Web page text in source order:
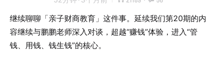
继续聊聊「亲子财商教育」这件事。延续我们第20期的内
容继续与鹏鹏老师深入对谈，超越“赚钱”体验，进入“管
钱、用钱、钱生钱”的核心。